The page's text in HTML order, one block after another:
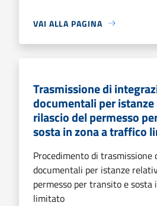
VAI ALLA PAGINA
Trasmissione di
documentali per
rilascio del permesso
sosta in zona a traffico
Procedimento di trasmissione
documentali per istanze
permesso per transito e
limitato